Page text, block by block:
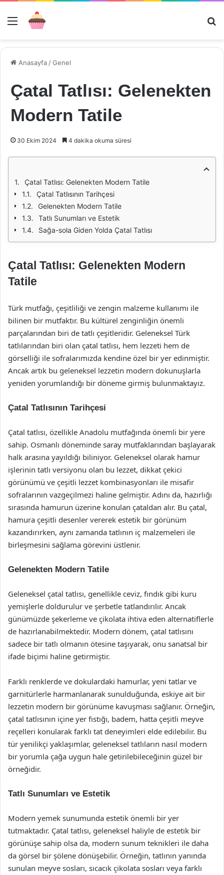
Menü
Anasayfa /Genel
Çatal Tatlısı: Gelenekten
Modern Tatile
30 Ekim 2024 4 dakika okuma süresi
Çatal Tatlısı: Gelenekten Modern Tatile
Çatal Tatlısının Tarihçesi
Gelenekten Modern Tatile
Tatlı Sunumları ve Estetik
Sağa-sola Giden Yolda Çatal Tatlısı
Çatal Tatlısı: Gelenekten Modern
Tatile
Türk mutfağı, çeşitliliği ve zengin malzeme kullanımı ile
bilinen bir mutfaktır. Bu kültürel zenginliğin önemli
parçalarından biri de tatlı çeşitleridir. Geleneksel Türk
tatlılarından biri olan çatal tatlısı, hem lezzeti hem de
görselliği ile sofralarımızda kendine özel bir yer edinmiştir.
Ancak artık bu geleneksel lezzetin modern dokunuşlarla
yeniden yorumlandığı bir döneme girmiş bulunmaktayız.
Çatal Tatlısının Tarihçesi
Çatal tatlısı, özellikle Anadolu mutfağında önemli bir yere
sahip. Osmanlı döneminde saray mutfaklarından başlayarak
halk arasına yayıldığı biliniyor. Geleneksel olarak hamur
işlerinin tatlı versiyonu olan bu lezzet, dikkat çekici
görünümü ve çeşitli lezzet kombinasyonları ile misafir
sofralarının vazgeçilmezi haline gelmiştir. Adını da, hazırlığı
sırasında hamurun üzerine konulan çataldan alır. Bu çatal,
hamura çeşitli desenler vererek estetik bir görünüm
kazandırırken, aynı zamanda tatlının iç malzemeleri ile
birleşmesini sağlama görevini üstlenir.
Gelenekten Modern Tatile
Geleneksel çatal tatlısı, genellikle ceviz, fındık gibi kuru
yemişlerle doldurulur ve şerbetle tatlandırılır. Ancak
günümüzde şekerleme ve çikolata ihtiva eden alternatiflerle
de hazırlanabilmektedir. Modern dönem, çatal tatlısını
sadece bir tatlı olmanın ötesine taşıyarak, onu sanatsal bir
ifade biçimi haline getirmiştir.
Farklı renklerde ve dokulardaki hamurlar, yeni tatlar ve
garnitürlerle harmanlanarak sunulduğunda, eskiye ait bir
lezzetin modern bir görünüme kavuşması sağlanır. Örneğin,
çatal tatlısının içine yer fıstığı, badem, hatta çeşitli meyve
reçelleri konularak farklı tat deneyimleri elde edilebilir. Bu
tür yenilikçi yaklaşımlar, geleneksel tatlıların nasıl modern
bir yorumla çağa uygun hale getirilebileceğinin güzel bir
örneğidir.
Tatlı Sunumları ve Estetik
Modern yemek sunumunda estetik önemli bir yer
tutmaktadır. Çatal tatlısı, geleneksel haliyle de estetik bir
görünüşe sahip olsa da, modern sunum teknikleri ile daha
da görsel bir şölene dönüşebilir. Örneğin, tatlının yanında
sunulan meyve sosları, sıcacık çikolata sosları veya farklı